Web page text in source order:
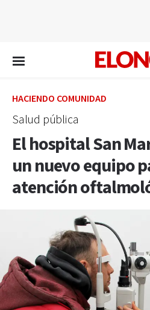
HACIENDO COMUNIDAD
Salud pública
El hospital San
un nuevo equipo
atención